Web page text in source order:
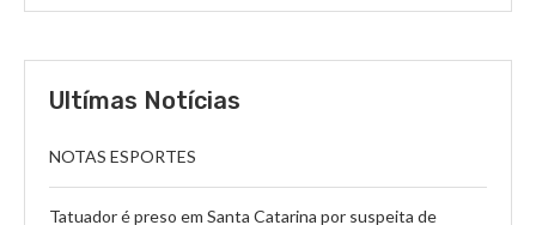
Ultímas Notícias
NOTAS ESPORTES
Tatuador é preso em Santa Catarina por suspeita de